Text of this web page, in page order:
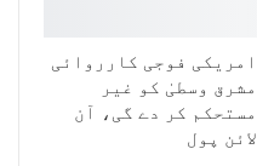
امریکی فوجی کارروائی
مشرق وسطیٰ کو غیر
مستحکم کر دے گی، آن
لائن پول